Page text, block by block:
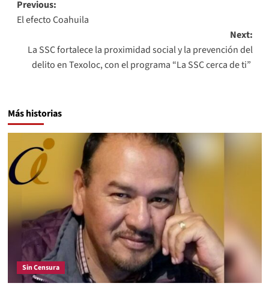
Post
navigation
Previous:
El efecto Coahuila
Next:
La SSC fortalece la proximidad social y la prevención del
delito en Texoloc, con el programa “La SSC cerca de ti”
Más historias
Sin Censura